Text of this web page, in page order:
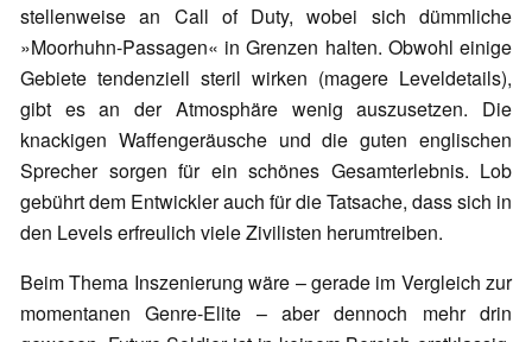
stellenweise an Call of Duty, wobei sich dümmliche
»Moorhuhn-Passagen« in Grenzen halten. Obwohl einige
Gebiete tendenziell steril wirken (magere Leveldetails),
gibt es an der Atmosphäre wenig auszusetzen. Die
knackigen Waffengeräusche und die guten englischen
Sprecher sorgen für ein schönes Gesamterlebnis. Lob
gebührt dem Entwickler auch für die Tatsache, dass sich in
den Levels erfreulich viele Zivilisten herumtreiben.
Beim Thema Inszenierung wäre – gerade im Vergleich zur
momentanen Genre-Elite – aber dennoch mehr drin